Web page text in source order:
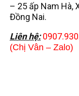
– 25 ấp Nam Hà,
Đồng Nai.
Liên hệ:
(Chị Vân – Zalo)